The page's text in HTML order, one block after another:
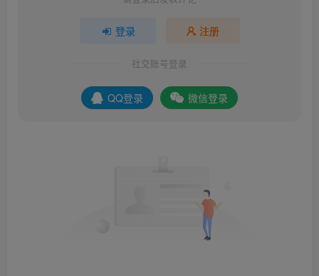
登录 注册
社交账号登录
QQ登录 微信登录